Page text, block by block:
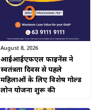
August 8, 2026
आईआईएफएल फाइनेंस ने
स्वतंत्रता दिवस से पहले
महिलाओं के लिए विशेष गोल्ड
लोन योजना शुरू की